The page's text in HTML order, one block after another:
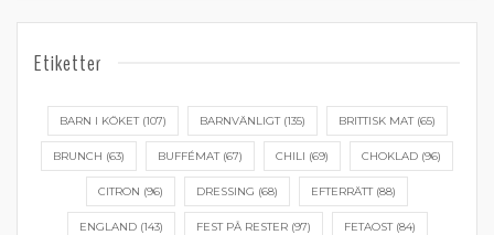
Etiketter
BARN I KÖKET(107) BARNVÄNLIGT(135) BRITTISK MAT(65)
BRUNCH (63) BUFFÉMAT(67) CHILI (69) CHOKLAD (96)
CITRON (96) DRESSING (68) EFTERRÄTT(88)
ENGLAND(143) FEST PÅ RESTER(97) FETAOST(84)